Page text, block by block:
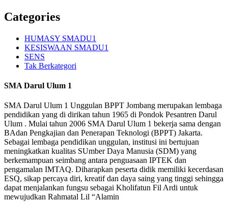
Categories
HUMASY SMADU1
KESISWAAN SMADU1
SENS
Tak Berkategori
SMA Darul Ulum 1
SMA Darul Ulum 1 Unggulan BPPT Jombang merupakan lembaga
pendidikan yang di dirikan tahun 1965 di Pondok Pesantren Darul
Ulum . Mulai tahun 2006 SMA Darul Ulum 1 bekerja sama dengan
BAdan Pengkajian dan Penerapan Teknologi (BPPT) Jakarta.
Sebagai lembaga pendidikan unggulan, institusi ini bertujuan
meningkatkan kualitas SUmber Daya Manusia (SDM) yang
berkemampuan seimbang antara penguasaan IPTEK dan
pengamalan IMTAQ. Diharapkan peserta didik memiliki kecerdasan
ESQ, sikap percaya diri, kreatif dan daya saing yang tinggi sehingga
dapat menjalankan fungsu sebagai Kholifatun Fil Ardi untuk
mewujudkan Rahmatal Lil “Alamin